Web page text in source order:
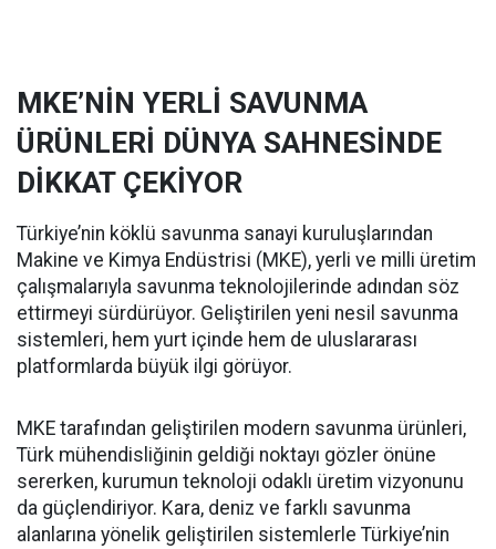
MKE’NİN YERLİ SAVUNMA
ÜRÜNLERİ DÜNYA SAHNESİNDE
DİKKAT ÇEKİYOR
Türkiye’nin köklü savunma sanayi kuruluşlarından
Makine ve Kimya Endüstrisi (MKE), yerli ve milli üretim
çalışmalarıyla savunma teknolojilerinde adından söz
ettirmeyi sürdürüyor. Geliştirilen yeni nesil savunma
sistemleri, hem yurt içinde hem de uluslararası
platformlarda büyük ilgi görüyor.
MKE tarafından geliştirilen modern savunma ürünleri,
Türk mühendisliğinin geldiği noktayı gözler önüne
sererken, kurumun teknoloji odaklı üretim vizyonunu
da güçlendiriyor. Kara, deniz ve farklı savunma
alanlarına yönelik geliştirilen sistemlerle Türkiye’nin